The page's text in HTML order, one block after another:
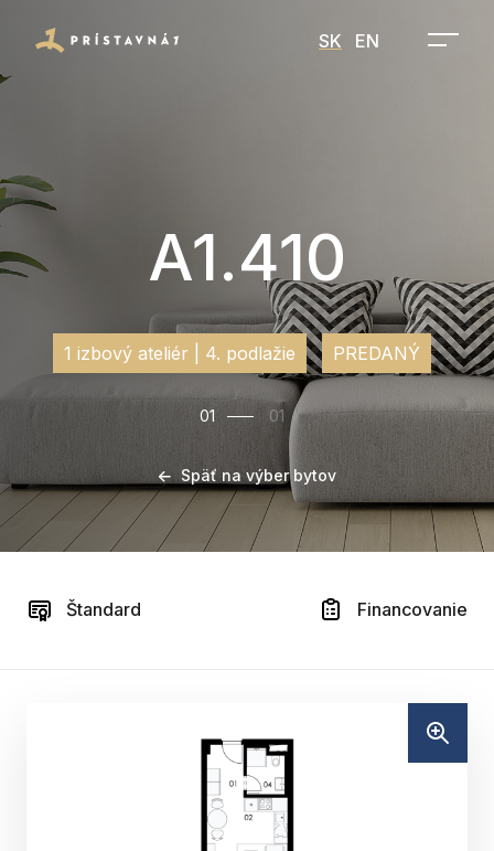
SK EN
A1.410
1 izbový ateliér | 4. podlažie PREDANÝ
01 01
Späť na výber bytov
Štandard Financovanie